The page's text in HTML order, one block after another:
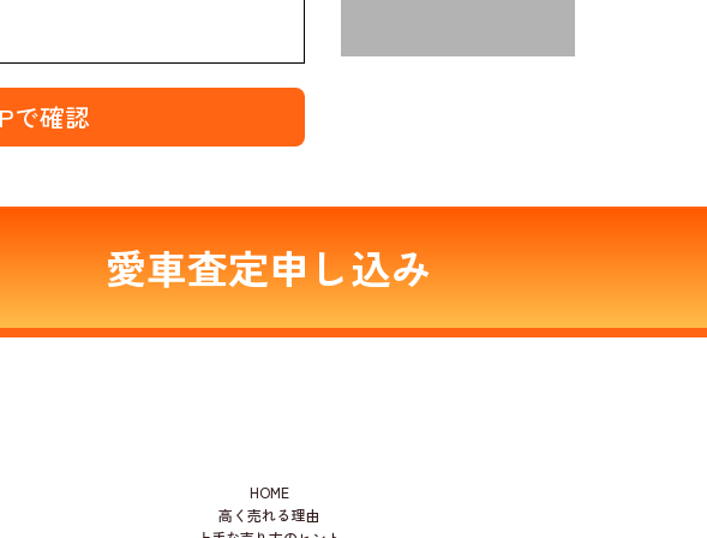
で確認
愛車査定申し込み
HOME
高く売れる理由